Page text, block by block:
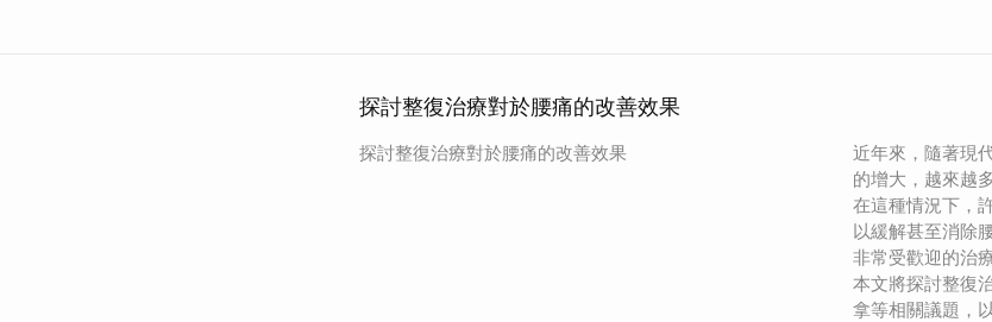
探討整復治療對於腰痛的改善效果
探討整復治療對於腰痛的改善效果
近年來，隨著現
的增大，越來越
在這種情況下，
以緩解甚至消除
非常受歡迎的治
本文將探討整復
拿等相關議題，